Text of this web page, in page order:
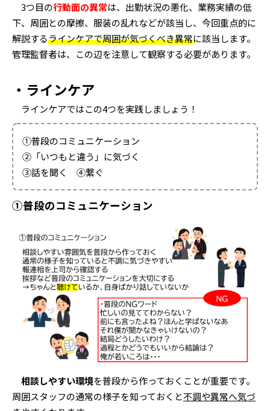
3つ目の行動面の異常は、出勤状況の悪化、業務実績の低
下、周囲との摩擦、服装の乱れなどが該当し、今回重点的に
解説するラインケアで周囲が気づくべき異常に該当します。
管理監督者は、この辺を注意して観察する必要があります。
・ラインケア
ラインケアではこの4つを実践しましょう！
①普段のコミュニケーション
②「いつもと違う」に気づく
③話を聞く ④繋ぐ
①普段のコミュニケーション
相談しやすい環境を普段から作っておくことが重要です。
周囲スタッフの通常の様子を知っておくと不調や異常へ気づ